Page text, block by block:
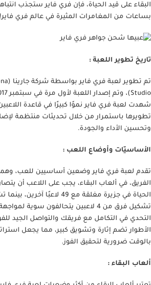
البقاء على قيد الحياة، فإن فري فاير ستجذب
بساعات من المغامرات المثيرة في عالم فري فاير!
تاريخ تطوير اللعبة :
شهدت لعبة فري فاير نموًا كبيرًا في قاعدة
تطويرها باستمرار من خلال تحديثات منتظمة
وتحسين الأداء والجودة.
الأساسيّات وأوضاع اللعب :
تقدم لعبة فري فاير وضعين أساسيين للعب، وهما
الفريق، في ألعاب البقاء، يجب على اللاعب أن
الحياة في جزيرة مغلقة مع 49
تشكيل فرق من 4 لاعبين يتحالفون سوية
التحدي في التكامل مع فريقك والتواصل الجيد
الأطوار تضم إثارة وتشويق كبير، مما يجعل
بالوقت ضرورية لتحقيق الفوز.
ألعاب البقاء :